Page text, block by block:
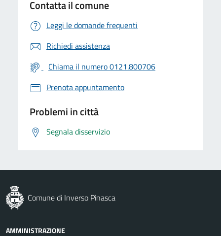
Contatta il comune
Leggi le domande frequenti
Richiedi assistenza
Chiama il numero 0121.800706
Prenota appuntamento
Problemi in città
Segnala disservizio
Comune di Inverso Pinasca
AMMINISTRAZIONE